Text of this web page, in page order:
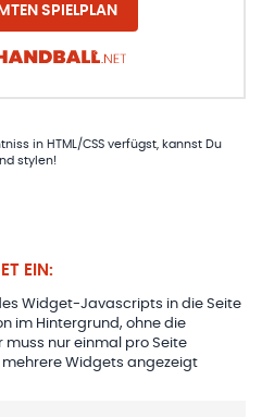
SPIELPLAN
in HTML/CSS verfügst, kannst Du
stylen!
EIN:
Widget-Javascripts in die Seite
im Hintergrund, ohne die
muss nur einmal pro Seite
Widgets angezeigt